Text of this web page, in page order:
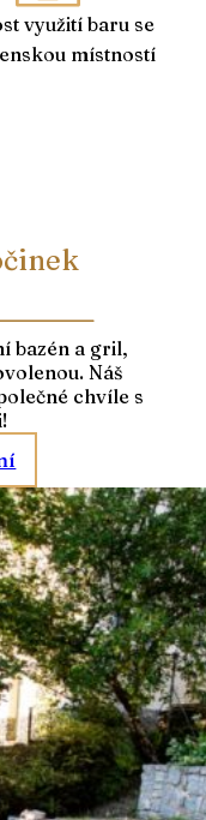
využití baru se
místností
bazén a gril,
Náš
chvíle s